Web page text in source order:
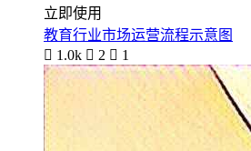
立即使用
教育行业市场运营流程示意图
 1.0k  2  1